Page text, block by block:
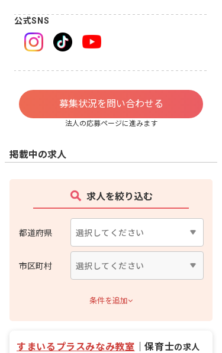
公式SNS
募集状況を問い合わせる
法人の応募ページに進みます
掲載中の求人
求人を絞り込む
都道府県
市区町村
条件を追加
すまいるプラスみなみ教室 ｜保育士の求人